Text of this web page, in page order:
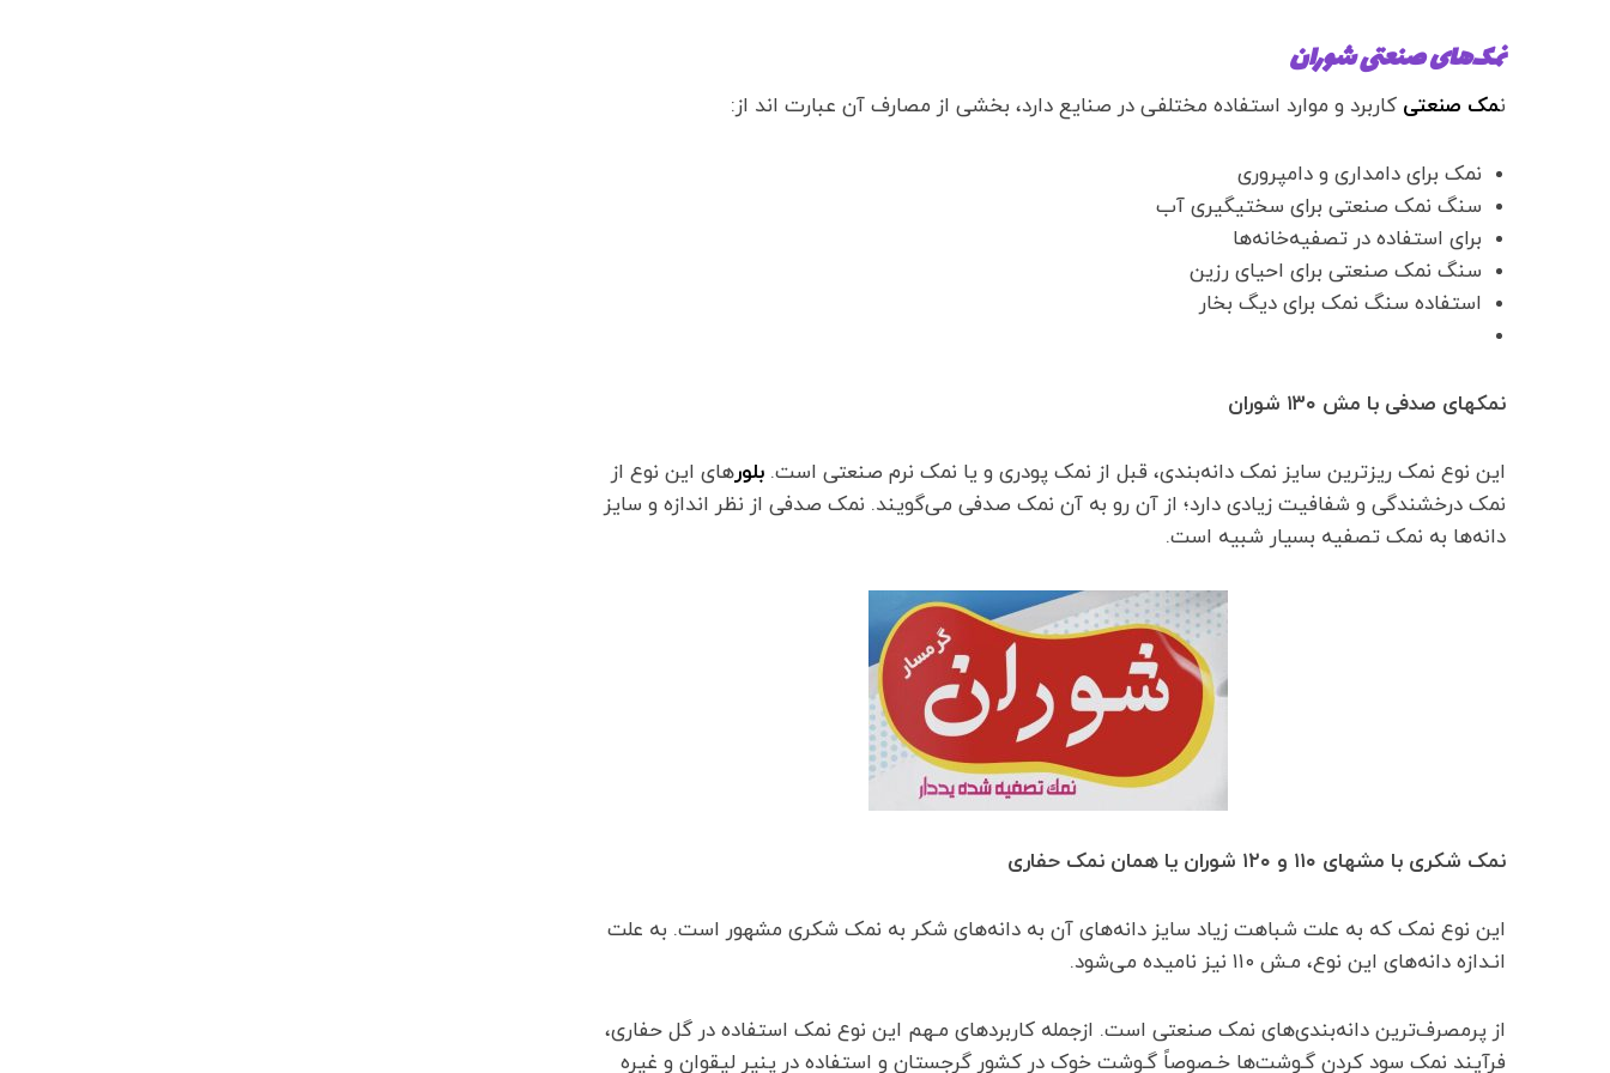
نمک‌های صنعتی شوران
نمک صنعتی کاربرد و موارد استفاده مختلفی در صنایع دارد، بخشی از مصارف آن عبارت اند از:
نمک برای دامداری و دامپروری
سنگ نمک صنعتی برای سختیگیری آب
برای استفاده در تصفیه‌خانه‌ها
سنگ نمک صنعتی برای احیای رزین
استفاده سنگ نمک برای دیگ بخار
نمکهای صدفی با مش ۱۳۰ شوران
این نوع نمک ریزترین سایز نمک دانه‌بندی، قبل از نمک پودری و یا نمک نرم صنعتی است. بلورهای این نوع از
نمک درخشندگی و شفافیت زیادی دارد؛ از آن رو به آن نمک صدفی می‌گویند. نمک صدفی از نظر اندازه و سایز
دانه‌ها به نمک تصفیه بسیار شبیه است.
نمک شکری با مشهای ۱۱۰ و ۱۲۰ شوران یا همان نمک حفاری
این نوع نمک که به علت شباهت زیاد سایز دانه‌های آن به دانه‌های شکر به نمک شکری مشهور است. به علت
انـدازه دانه‌های این نوع، مـش ۱۱۰ نیز نامیده می‌شود.
از پرمصرف‌ترین دانه‌بندی‌های نمک صنعتی است. ازجمله کاربردهای مـهم این نوع نمک استفاده در گل حفاری،
فرآیند نمک سود کردن گـوشت‌ها خـصوصاً گـوشت خوک در کشور گرجستان و استفاده در پنیر لیقوان و غیره